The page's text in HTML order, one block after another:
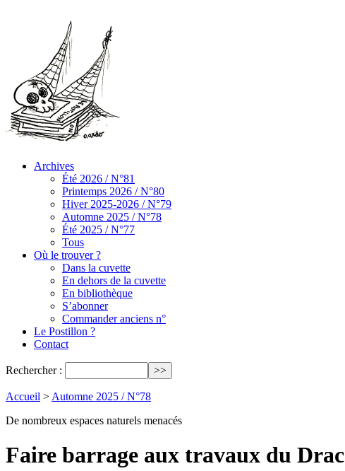
Archives
Été 2026 / N°81
Printemps 2026 / N°80
Hiver 2025-2026 / N°79
Automne 2025 / N°78
Été 2025 / N°77
Tous
Où le trouver ?
Dans la cuvette
En dehors de la cuvette
En bibliothèque
S’abonner
Commander anciens n°
Le Postillon ?
Contact
Rechercher :
Accueil > Automne 2025 / N°78
De nombreux espaces naturels menacés
Faire barrage aux travaux du Drac